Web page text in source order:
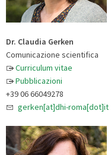
Dr. Claudia Gerken
Comunicazione scientifica
Curriculum vitae
Pubblicazioni
+39 06 66049278
gerken[at]dhi-roma[dot]it